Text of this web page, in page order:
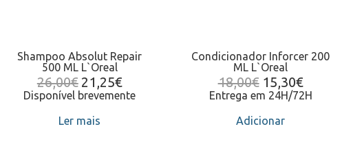
Shampoo Absolut Repair
500 ML L`Oreal
26,00€ 21,25€
Disponível brevemente
Ler mais
Condicionador Inforcer 200
ML L`Oreal
18,00€ 15,30€
Entrega em 24H/72H
Adicionar